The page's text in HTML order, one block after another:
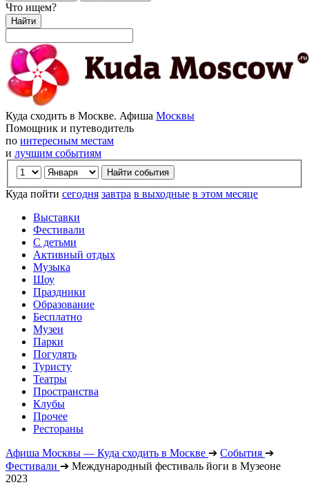
Что ищем?
Найти
Куда сходить в Москве. Афиша Москвы
Помощник и путеводитель
по интересным местам
и лучшим событиям
Куда пойти сегодня завтра в выходные в этом месяце
Выставки
Фестивали
С детьми
Активный отдых
Музыка
Шоу
Праздники
Образование
Бесплатно
Музеи
Парки
Погулять
Туристу
Театры
Пространства
Клубы
Прочее
Рестораны
Афиша Москвы — Куда сходить в Москве ➔ События ➔
Фестивали ➔ Международный фестиваль йоги в Музеоне
2023